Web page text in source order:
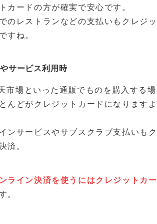
カードの方が確実で安心です。
のレストランなどの支払いもクレジ
すね。
サービス利用時
市場といった通販でものを購入する場
んどがクレジットカードになりますよ
ンサービスやサブスクラブ支払いも
済。
ライン決済を使うにはクレジットカ
。